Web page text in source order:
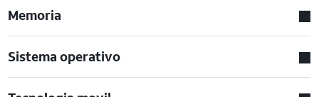
Memoria
Sistema operativo